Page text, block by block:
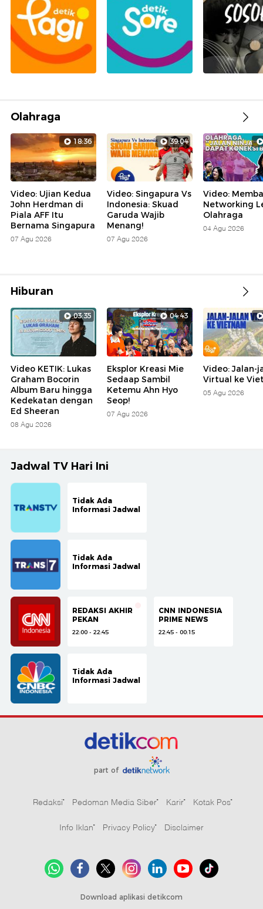
Olahraga
18:36
Video: Ujian Kedua
John Herdman di
Piala AFF Itu
Bernama Singapura
07 Agu 2026
39:04
Video: Singapura Vs
Indonesia: Skuad
Garuda Wajib
Menang!
07 Agu 2026
Video:
Networking
Olahraga
04 Agu 2026
Hiburan
03:35
Video KETIK: Lukas
Graham Bocorin
Album Baru hingga
Kedekatan dengan
Ed Sheeran
08 Agu 2026
04:43
Eksplor Kreasi Mie
Sedaap Sambil
Ketemu Ahn Hyo
Seop!
07 Agu 2026
Video: Jalan-
Virtual ke
05 Agu 2026
Jadwal TV Hari Ini
Tidak Ada
Informasi Jadwal
Tidak Ada
Informasi Jadwal
REDAKSI AKHIR
PEKAN
22:00 - 22:45
CNN INDONESIA
PRIME NEWS
22:45 - 00:15
Tidak Ada
Informasi Jadwal
part of
Redaksi Pedoman Media Siber Karir
Kotak Pos
Info Iklan
Privacy Policy Disclaimer
Download aplikasi detikcom